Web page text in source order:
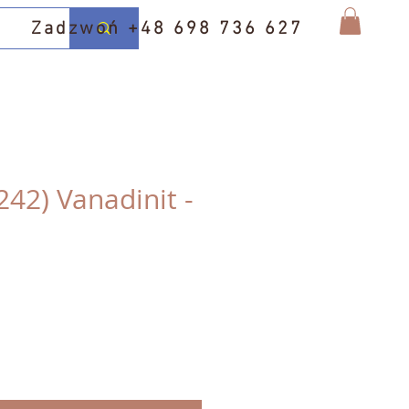
Zadzwoń +48 698 736 627
Vanadinit -